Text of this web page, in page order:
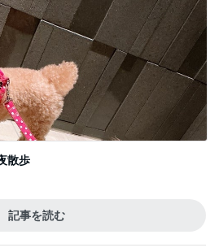
散歩
記事を読む